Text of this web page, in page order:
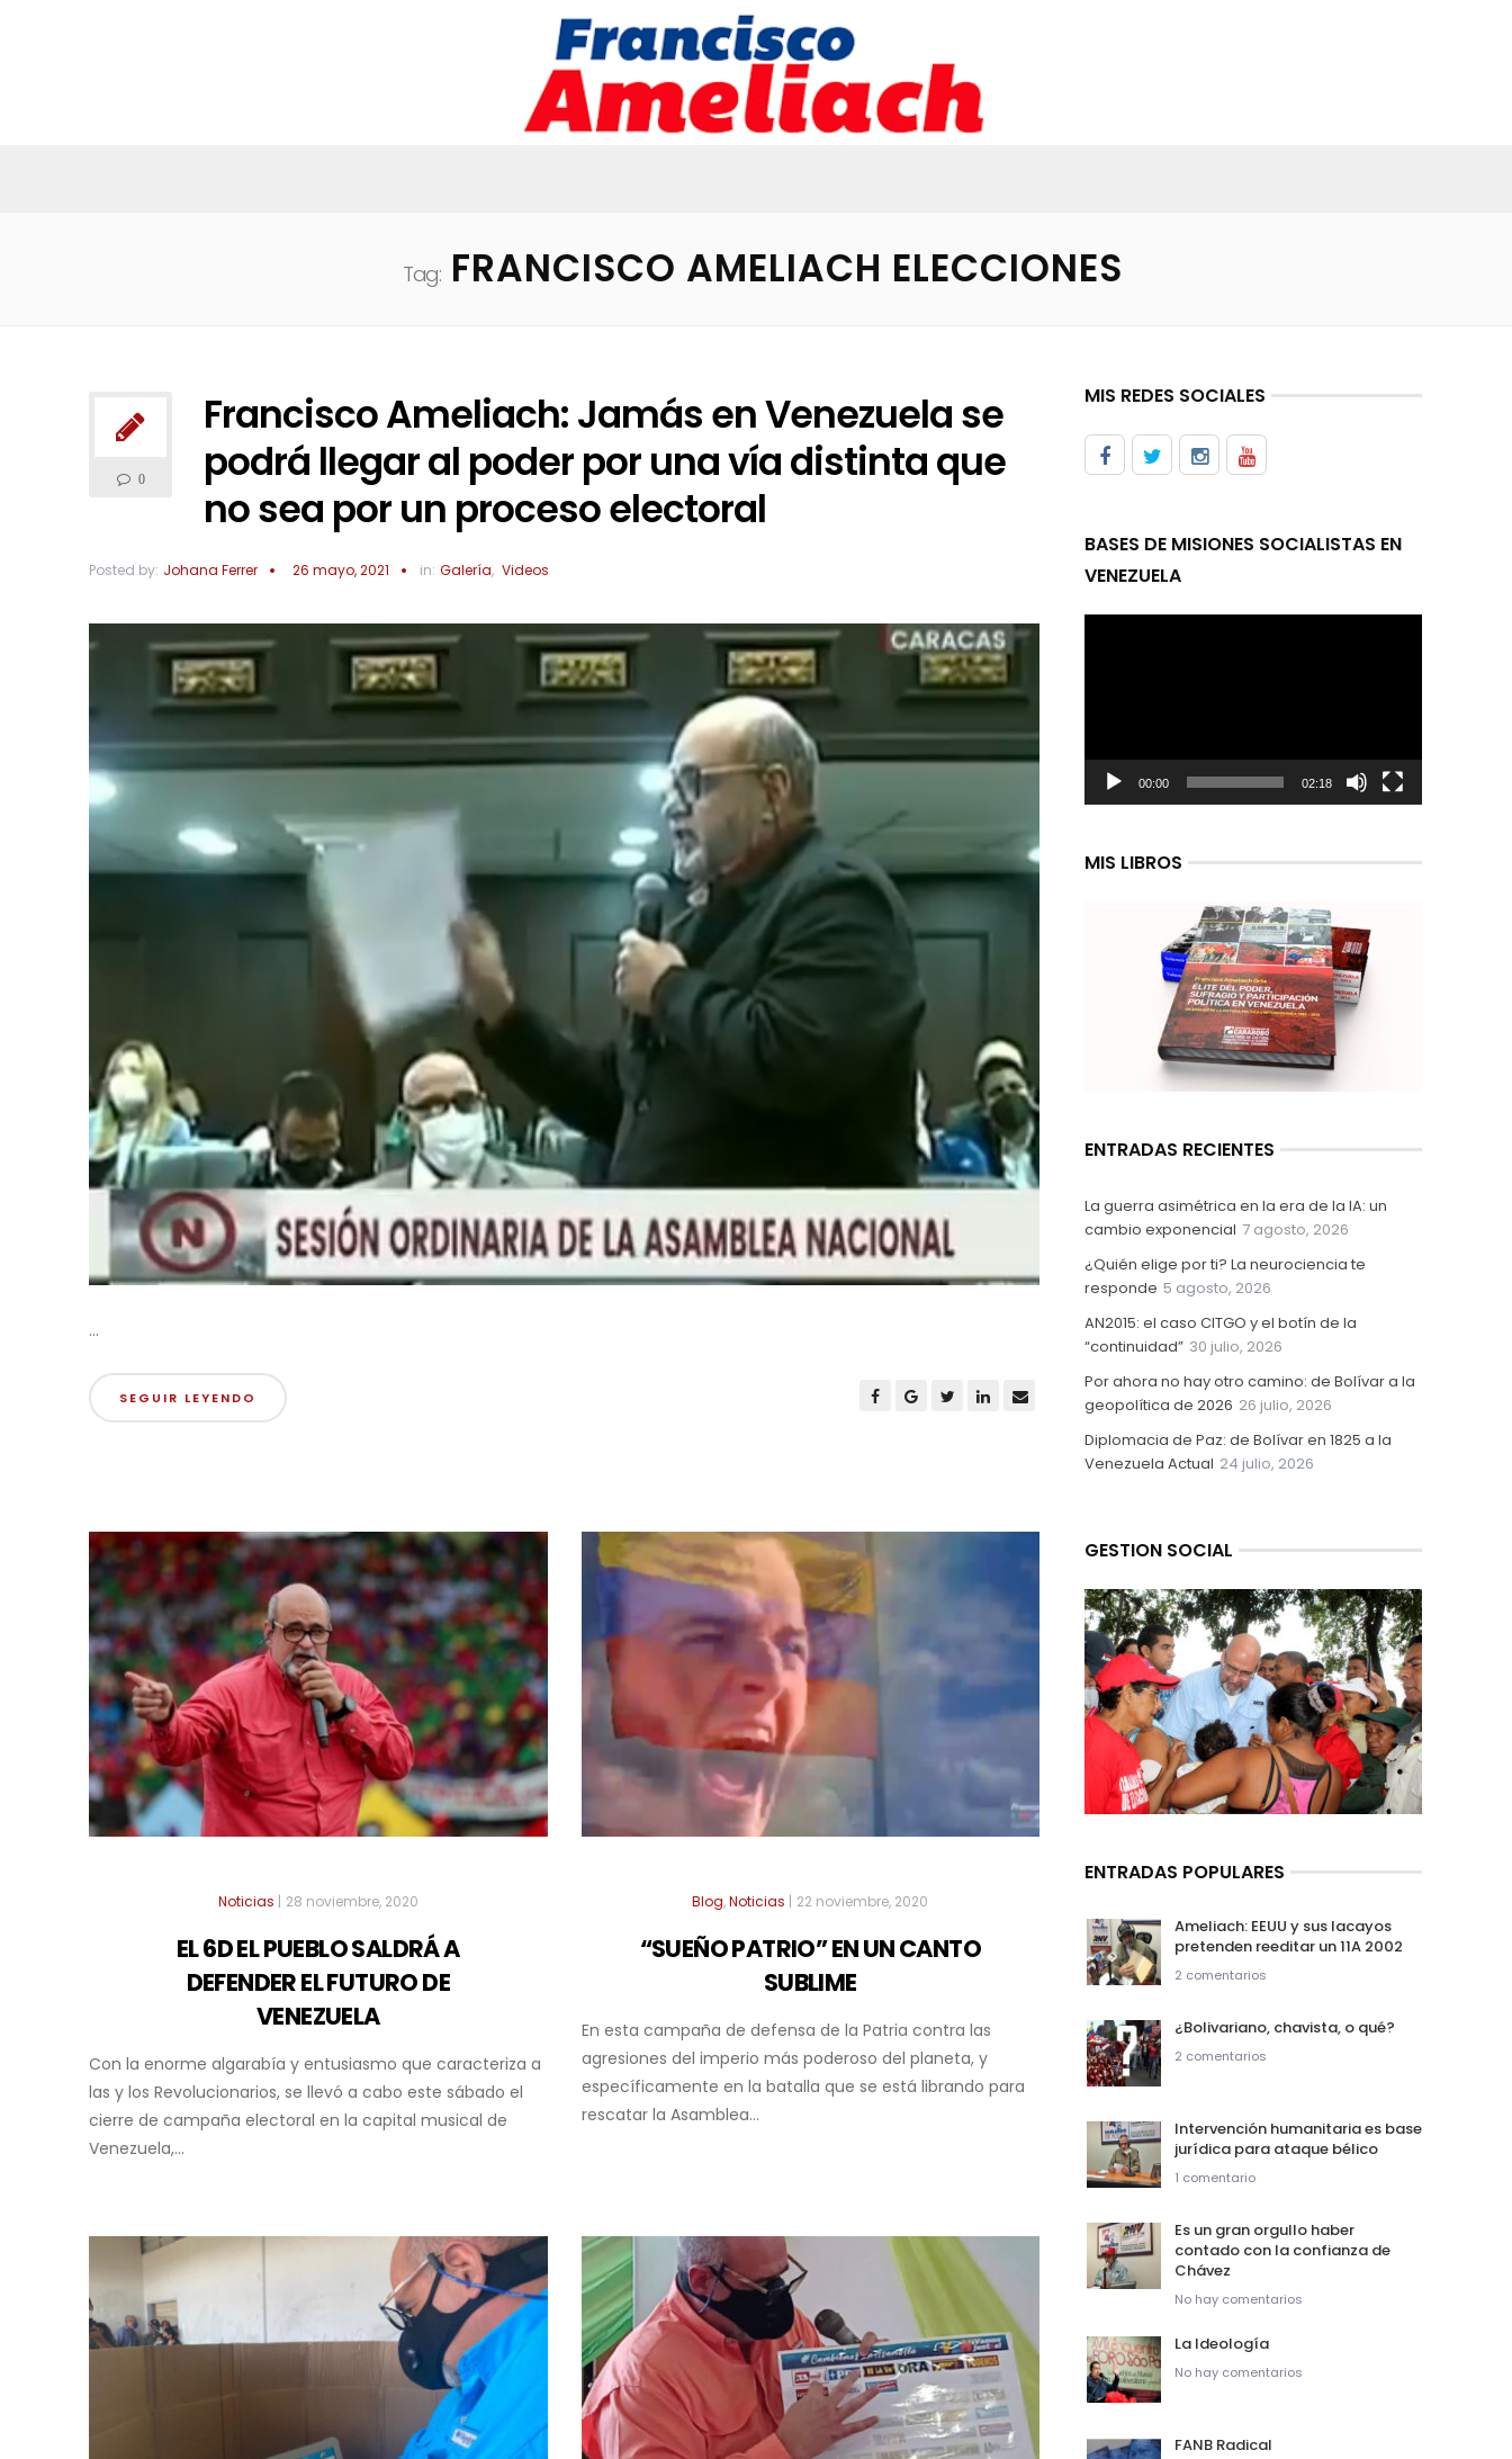
Tag:FRANCISCO AMELIACH ELECCIONES
0
Francisco Ameliach: Jamás en Venezuela se
podrá llegar al poder por una vía distinta que
no sea por un proceso electoral
Posted by: Johana Ferrer 26 mayo, 2021 in: Galería, Videos
...
SEGUIR LEYENDO
Noticias | 28 noviembre, 2020
EL 6D EL PUEBLO SALDRÁ A
DEFENDER EL FUTURO DE
VENEZUELA
Con la enorme algarabía y entusiasmo que caracteriza a
las y los Revolucionarios, se llevó a cabo este sábado el
cierre de campaña electoral en la capital musical de
Venezuela,...
Blog,Noticias | 22 noviembre, 2020
“SUEÑO PATRIO” EN UN CANTO
SUBLIME
En esta campaña de defensa de la Patria contra las
agresiones del imperio más poderoso del planeta, y
específicamente en la batalla que se está librando para
rescatar la Asamblea...
MIS REDES SOCIALES
BASES DE MISIONES SOCIALISTAS EN
VENEZUELA
00:00 02:18
MIS LIBROS
ENTRADAS RECIENTES
La guerra asimétrica en la era de la IA: un
cambio exponencial 7 agosto, 2026
¿Quién elige por ti? La neurociencia te
responde 5 agosto, 2026
AN2015: el caso CITGO y el botín de la
“continuidad” 30 julio, 2026
Por ahora no hay otro camino: de Bolívar a la
geopolítica de 2026 26 julio, 2026
Diplomacia de Paz: de Bolívar en 1825 a la
Venezuela Actual 24 julio, 2026
GESTION SOCIAL
ENTRADAS POPULARES
Ameliach: EEUU y sus lacayos
pretenden reeditar un 11A 2002
2 comentarios
¿Bolivariano, chavista, o qué?
2 comentarios
Intervención humanitaria es base
jurídica para ataque bélico
1 comentario
Es un gran orgullo haber
contado con la confianza de
Chávez
No hay comentarios
La Ideología
No hay comentarios
FANB Radical